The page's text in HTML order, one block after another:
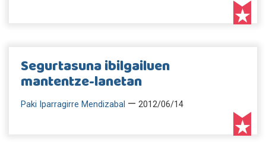
Segurtasuna ibilgailuen
mantentze-lanetan
Paki Iparragirre Mendizabal — 2012/06/14